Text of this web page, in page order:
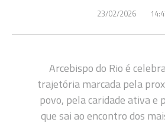
23/02/2026
Arcebispo do Rio é
trajetória marcada pela
povo, pela caridade ativa e
que sai ao encontro dos